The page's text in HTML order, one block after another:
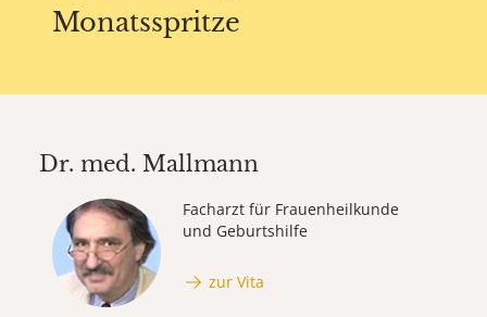
Monatsspritze
Dr. med. Mallmann
Facharzt für Frauenheilkunde
und Geburtshilfe
zur Vita